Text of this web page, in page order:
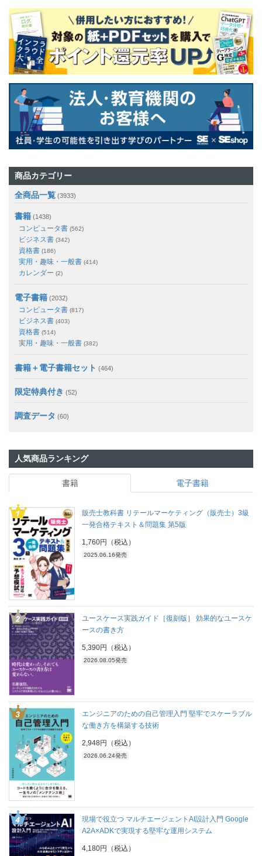
商品カテゴリー
全商品一覧 (3933)
書籍 (1438)
コンピュータ書 (562)
ビジネス書 (342)
資格書 (186)
実用・趣味・一般書 (414)
カレンダー (2)
電子書籍 (2032)
コンピュータ書 (817)
ビジネス書 (403)
資格書 (514)
実用・趣味・一般書 (382)
書籍＋電子書籍セット (464)
限定特典付き (52)
調査データ (60)
人気商品ランキング
書籍 電子書籍
販売士教科書 リテールマーケティング（販売士）3級
一発合格テキスト＆問題集 第5版
1,760円（税込）
2025.06.16発売
ユースケース実践ガイド［復刻版］ 効果的なユースケ
ースの書き方
5,390円（税込）
2026.08.05発売
エンジニアのための自己管理入門 堅牢でスケーラブル
な働き方を構築する技術
2,948円（税込）
2026.06.24発売
現場で役立つ マルチエージェントAI設計入門 Google
A2A×ADKで実現する堅牢な運用システム
4,180円（税込）